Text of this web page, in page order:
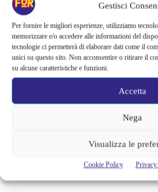
Gestisci
Per fornire le migliori esperienze, utilizziamo
memorizzare e/o accedere alle informazioni del
tecnologie ci permetterà di elaborare dati come il
unici su questo sito. Non acconsentire o ritirare il
su alcune caratteristiche e funzioni.
Accetta
Nega
Visualizza le
Cookie Policy
TAGS eventi live musica